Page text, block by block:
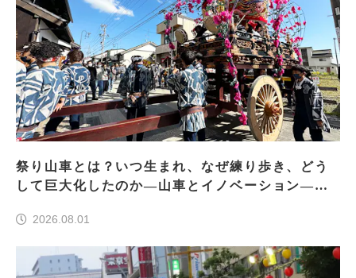
祭り山車とは？いつ生まれ、なぜ練り歩き、どう
して巨大化したのか―山車とイノベーション―＜
2026.08.01